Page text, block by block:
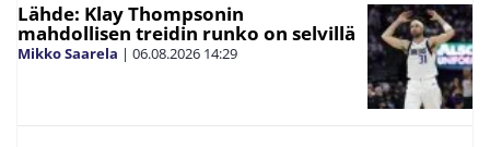
Lähde: Klay Thompsonin
mahdollisen treidin runko on selvillä
Mikko Saarela | 06.08.2026 14:29